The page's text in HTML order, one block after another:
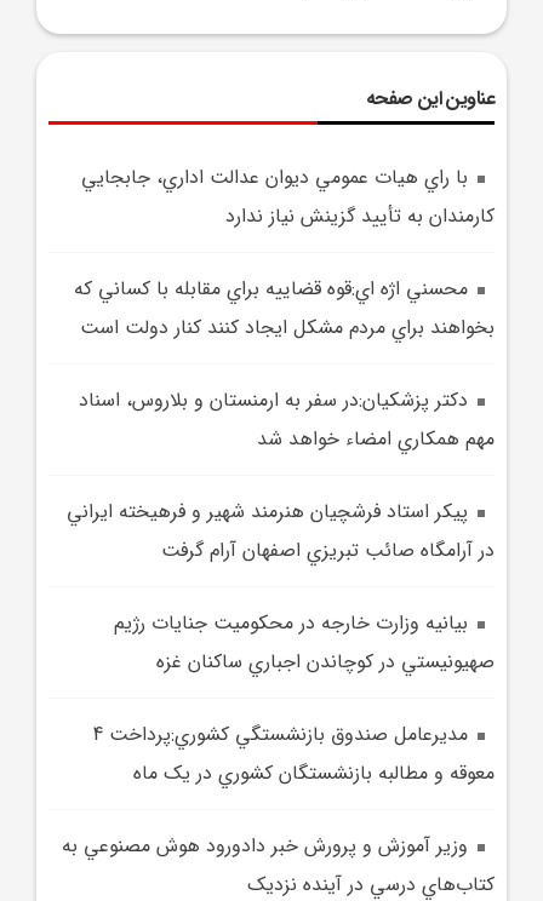
عناوین این صفحه
با راي هيات عمومي ديوان عدالت اداري، جابجايي
کارمندان به تأييد گزينش نياز ندارد
محسني اژه اي:قوه قضاييه براي مقابله با کساني که
بخواهند براي مردم مشکل ايجاد کنند کنار دولت است
دکتر پزشکيان:در سفر به ارمنستان و بلاروس، اسناد
مهم همکاري امضاء خواهد شد
پيکر استاد فرشچيان هنرمند شهير و فرهيخته ايراني
در آرامگاه صائب تبريزي اصفهان آرام گرفت
بيانيه وزارت خارجه در محکوميت جنايات رژيم
صهيونيستي در کوچاندن اجباري ساکنان غزه
مديرعامل صندوق بازنشستگي کشوري:پرداخت 4
معوقه و مطالبه بازنشستگان کشوري در يک ماه
وزير آموزش و پرورش خبر دادورود هوش مصنوعي به
کتاب‌هاي درسي در آينده نزديک